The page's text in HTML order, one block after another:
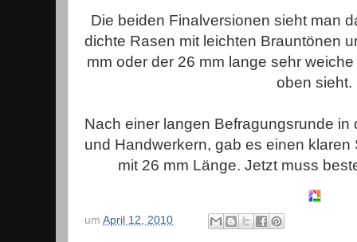
Die beiden Finalversionen sieht man
dichte Rasen mit leichten Brauntönen
mm oder der 26 mm lange sehr
oben sieht.
Nach einer langen Befragungsrunde in
und Handwerkern, gab es einen
mit 26 mm Länge. Jetzt muss
um April 12, 2010